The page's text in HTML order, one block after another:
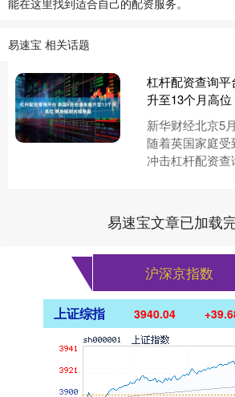
易速宝 相关话题
杠杆配资查询
升至13个月高
新华财经北京5
随着英国家庭
冲击杠杆配资查
易速宝文章已加载
沪深京指数
上证综指 3940.04